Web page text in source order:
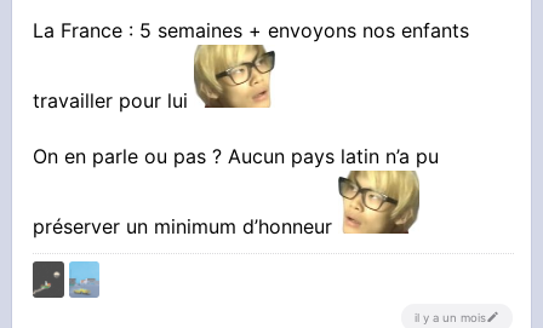
La France : 5 semaines + envoyons nos enfants
travailler pour lui
On en parle ou pas ? Aucun pays latin n’a pu
préserver un minimum d’honneur
il y a un mois